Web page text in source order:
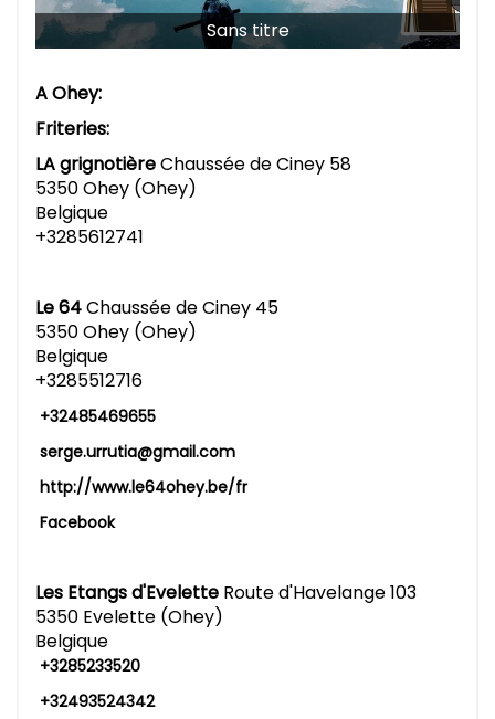
Sans titre
A Ohey:
Friteries:
LA grignotièreChaussée de Ciney 58
5350 Ohey (Ohey)
Belgique
+3285612741
Le 64Chaussée de Ciney 45
5350 Ohey (Ohey)
Belgique
+3285512716
+32485469655
serge.urrutia@gmail.com
http://www.le64ohey.be/fr
Facebook
Les Etangs d'Evelette Route d'Havelange 103
5350 Evelette (Ohey)
Belgique
+3285233520
+32493524342